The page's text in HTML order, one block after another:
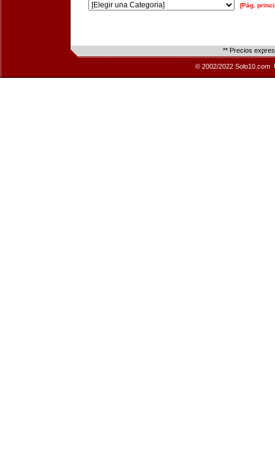
[Pág.
** Precios
© 2002/2022 Solo10.com